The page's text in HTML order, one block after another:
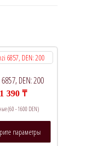
DEN: 200
1 390₸
(60 - 1600 DEN)
параметры